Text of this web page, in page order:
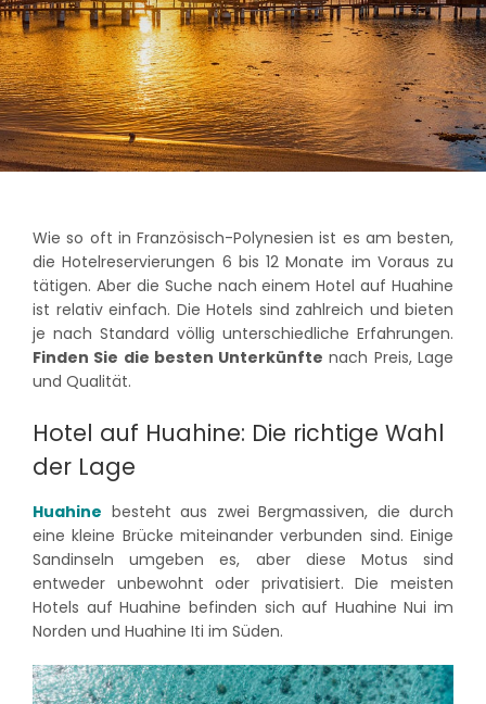
Wie so oft in Französisch-Polynesien ist es am besten,
die Hotelreservierungen 6 bis 12 Monate im Voraus zu
tätigen. Aber die Suche nach einem Hotel auf Huahine
ist relativ einfach. Die Hotels sind zahlreich und bieten
je nach Standard völlig unterschiedliche Erfahrungen.
Finden Sie die besten Unterkünfte nach Preis, Lage
und Qualität.
Hotel auf Huahine: Die richtige Wahl
der Lage
Huahine besteht aus zwei Bergmassiven, die durch
eine kleine Brücke miteinander verbunden sind. Einige
Sandinseln umgeben es, aber diese Motus sind
entweder unbewohnt oder privatisiert. Die meisten
Hotels auf Huahine befinden sich auf Huahine Nui im
Norden und Huahine Iti im Süden.